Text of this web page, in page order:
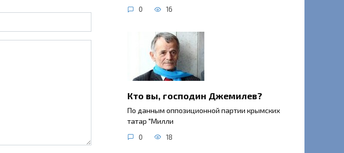
0 16
Кто вы, господин Джемилев?
По данным оппозиционной партии крымских
татар "Милли
0 18